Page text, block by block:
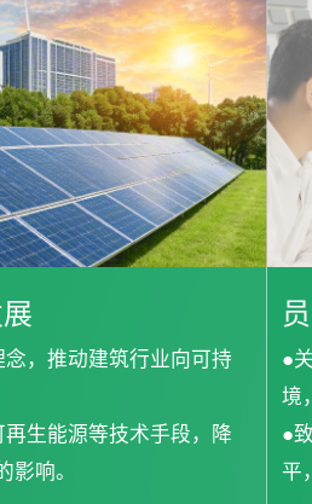
，推动建筑行业向可持
生能源等技术手段，降
影响。
●
境
●
平